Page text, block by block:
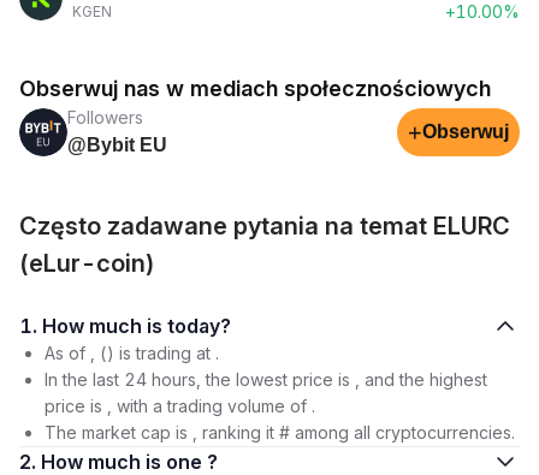
KGEN
+10.00%
Obserwuj nas w mediach społecznościowych
Followers
@Bybit EU
+Obserwuj
Często zadawane pytania na temat ELURC
(eLur-coin)
1. How much is today?
As of , () is trading at .
In the last 24 hours, the lowest price is , and the highest
price is , with a trading volume of .
The market cap is , ranking it # among all cryptocurrencies.
2. How much is one ?